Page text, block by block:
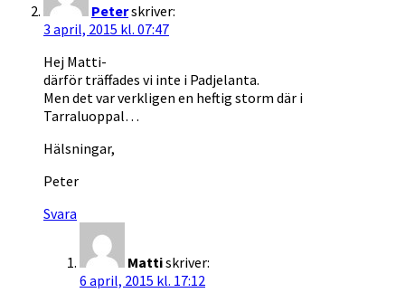
Peterskriver:
3 april, 2015 kl. 07:47
Hej Matti-
därför träffades vi inte i Padjelanta.
Men det var verkligen en heftig storm där i
Tarraluoppal…
Hälsningar,
Peter
Svara
Mattiskriver:
6 april, 2015 kl. 17:12